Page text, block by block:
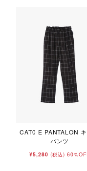
CAT0 E PANTALON
パンツ
¥5,280 (税込)